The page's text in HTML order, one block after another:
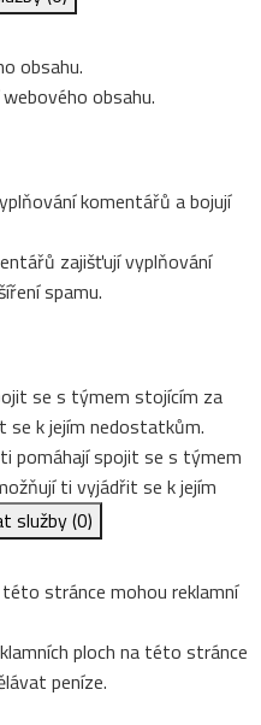
obsahu.
obsahu.
komentářů a bojují
zajišťují vyplňování
spamu.
se s týmem stojícím za
se k jejím nedostatkům.
pomáhají spojit se s týmem
ti vyjádřit se k jejím
služby(0)
stránce mohou reklamní
ploch na této stránce
peníze.